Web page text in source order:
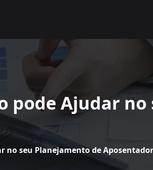
pode Ajudar
no seu Planejamento de